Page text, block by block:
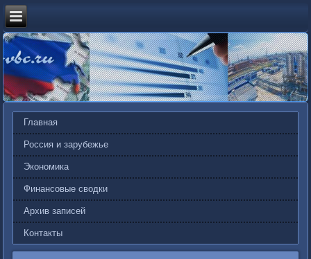
Главная
Россия и зарубежье
Экономика
Финансовые сводки
Архив записей
Контакты